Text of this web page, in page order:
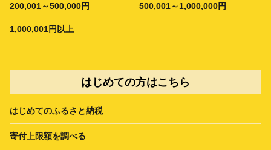
200,001～500,000円 500,001～1,000,000円
1,000,001円以上
はじめての方はこちら
はじめてのふるさと納税
寄付上限額を調べる